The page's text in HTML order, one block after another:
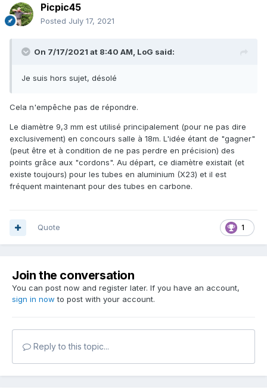
Picpic45
Posted July 17, 2021
On 7/17/2021 at 8:40 AM, LoG said:
Je suis hors sujet, désolé
Cela n'empêche pas de répondre.
Le diamètre 9,3 mm est utilisé principalement (pour ne pas dire
exclusivement) en concours salle à 18m. L'idée étant de "gagner"
(peut être et à condition de ne pas perdre en précision) des
points grâce aux "cordons". Au départ, ce diamètre existait (et
existe toujours) pour les tubes en aluminium (X23) et il est
fréquent maintenant pour des tubes en carbone.
1
Quote
Join the conversation
You can post now and register later. If you have an account,
sign in now to post with your account.
Reply to this topic...